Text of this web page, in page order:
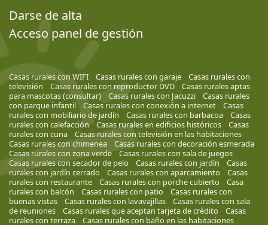
Darse de alta
Acceso panel de gestión
Casas rurales con WIFI Casas rurales con garaje
Casas rurales con
televisión
Casas rurales con reproductor DVD
Casas rurales aptas
para mascotas (consultar)
Casas rurales con Jacuzzi
Casas rurales
con parque infantil
Casas rurales con conexión a internet
Casas
rurales con mobiliario de jardín
Casas rurales con barbacoa
Casas
rurales con calefacción
Casas rurales en edificios históricos
Casas
rurales con cuna
Casas rurales con televisión en las habitaciones
Casas rurales con chimenea
Casas rurales con decoración esmerada
Casas rurales con zona verde
Casas rurales con sala de juegos
Casas rurales con secador de pelo
Casas rurales con jardín
Casas
rurales con jardín cerrado
Casas rurales con aparcamiento
Casas
rurales con restaurante
Casas rurales con porche cubierto
Casa
rurales con balcón
Casas rurales con patio
Casas rurales con
buenas vistas
Casas rurales con lavavajillas
Casas rurales con sala
de reuniones
Casas rurales que aceptan tarjeta de crédito
Casas
rurales con terraza
Casas rurales con baño en las habitaciones